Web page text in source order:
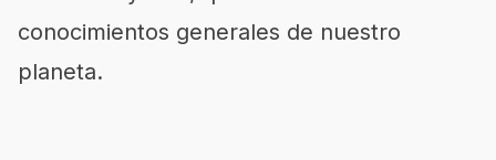
conocimientos generales de nuestro
planeta.